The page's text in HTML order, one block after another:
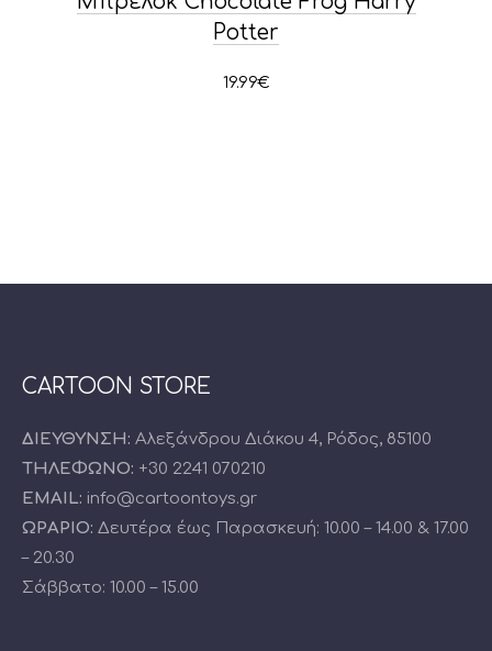
Potter
19.99€
CARTOON STORE
ΔΙΕΥΘΥΝΣΗ: Αλεξάνδρου Διάκου 4, Ρόδος, 85100
ΤΗΛΕΦΩΝΟ: +30 2241 070210
EMAIL: info@cartoontoys.gr
ΩΡΑΡΙΟ: Δευτέρα έως Παρασκευή: 10.00 – 14.00 & 17.00
– 20.30
Σάββατο: 10.00 – 15.00